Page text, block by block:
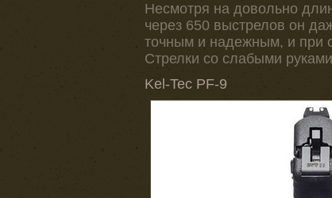
Несмотря на довольно
через 650 выстрелов он
точным и надежным, и при
Стрелки со слабыми
Kel-Tec PF-9